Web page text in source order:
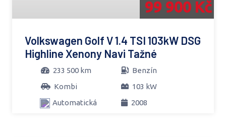
99 900 Kč
Volkswagen Golf V 1.4 TSI 103kW DSG
Highline Xenony Navi Tažné
233 500 km
Benzín
Kombi
103 kW
Automatická
2008